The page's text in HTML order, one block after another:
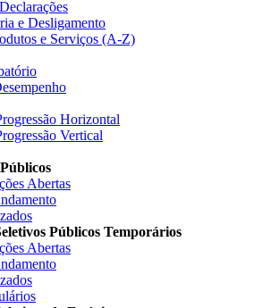
e Desligamento
e Serviços (A-Z)
Horizontal
Vertical
Abertas
Públicos Temporários
Abertas